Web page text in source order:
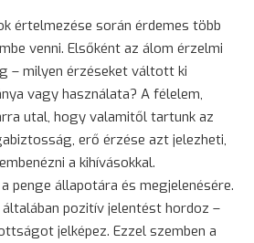
értelmezése során érdemes több
venni. Elsőként az álom érzelmi
– milyen érzéseket váltott ki
vagy használata? A félelem,
utal, hogy valamitől tartunk az
erő érzése azt jelezheti,
a kihívásokkal.
penge állapotára és megjelenésére.
pozitív jelentést hordoz –
jelképez. Ezzel szemben a